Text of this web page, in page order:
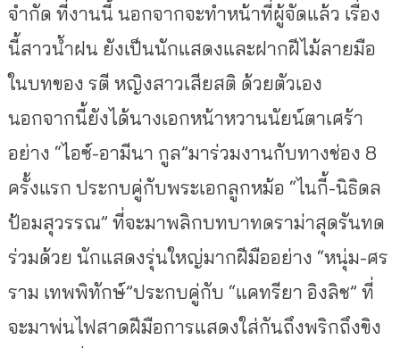
จำกัด ที่งานนี้ นอกจากจะทำหน้าที่ผู้จัดแล้ว เรื่อง
นี้สาวน้ำฝน ยังเป็นนักแสดงและฝากฝีไม้ลายมือ
ในบทของ รตี หญิงสาวเสียสติ ด้วยตัวเอง
นอกจากนี้ยังได้นางเอกหน้าหวานนัยน์ตาเศร้า
อย่าง “ไอซ์-อามีนา กูล”มาร่วมงานกับทางช่อง 8
ครั้งแรก ประกบคู่กับพระเอกลูกหม้อ “ไนกี้-นิธิดล
ป้อมสุวรรณ” ที่จะมาพลิกบทบาทดราม่าสุดรันทด
ร่วมด้วย นักแสดงรุ่นใหญ่มากฝีมืออย่าง “หนุ่ม-ศร
ราม เทพพิทักษ์”ประกบคู่กับ “แคทรียา อิงลิช” ที่
จะมาพ่นไฟสาดฝีมือการแสดงใส่กันถึงพริกถึงขิง